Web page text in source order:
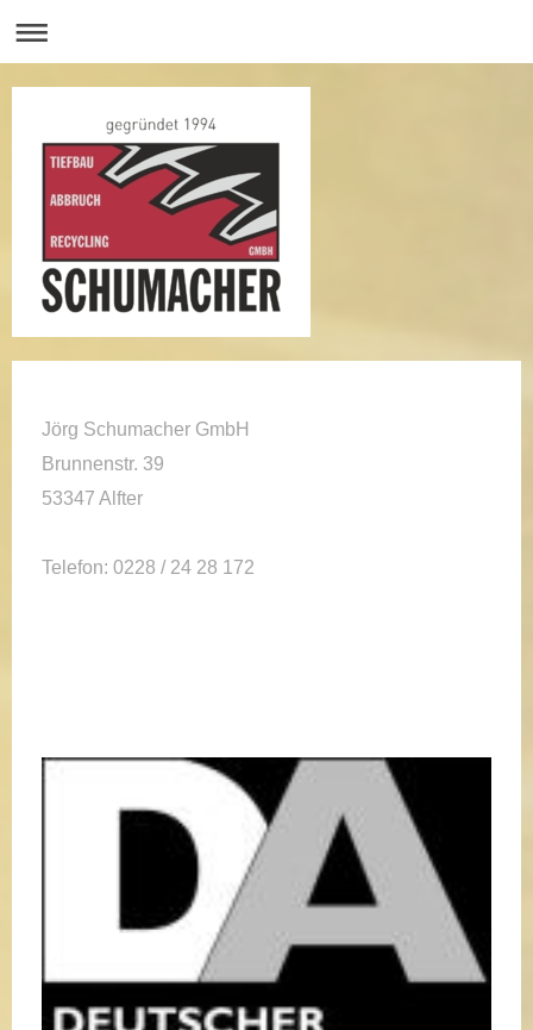
Jörg Schumacher GmbH
Brunnenstr. 39
53347 Alfter
Telefon: 0228 / 24 28 172